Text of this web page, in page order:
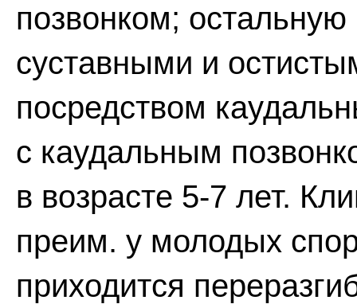
позвонком;
суставными и
посредством
с каудальным
в возрасте 5-7 лет.
преим. у молодых
приходится